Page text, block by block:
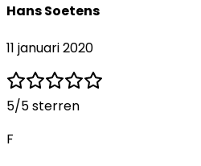
Hans Soetens
11 januari 2020
5/5 sterren
F